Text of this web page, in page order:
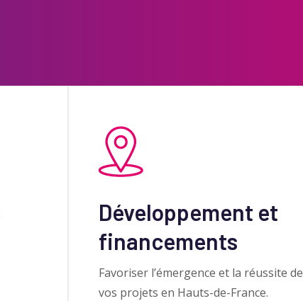
Développement et
financements
Favoriser l’émergence et la réussite de
vos projets en Hauts-de-France.